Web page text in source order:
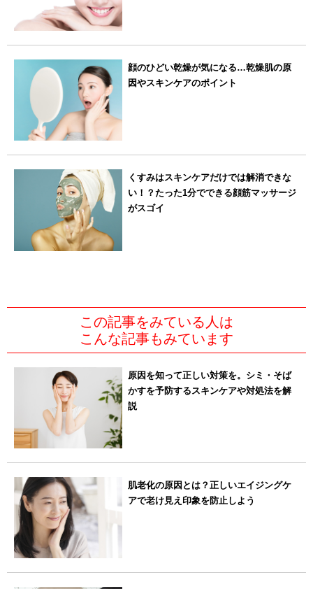
顔のひどい乾燥が気になる…乾燥肌の原
因やスキンケアのポイント
くすみはスキンケアだけでは解消できな
い！？たった1分でできる顔筋マッサージ
がスゴイ
この記事をみている人は
こんな記事もみています
原因を知って正しい対策を。シミ・そば
かすを予防するスキンケアや対処法を解
説
肌老化の原因とは？正しいエイジングケ
アで老け見え印象を防止しよう